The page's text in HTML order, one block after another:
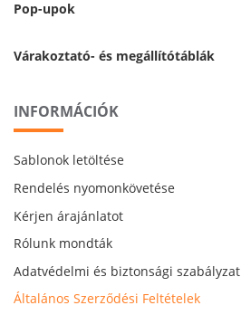
Pop-upok
Várakoztató- és megállítótáblák
INFORMÁCIÓK
Sablonok letöltése
Rendelés nyomonkövetése
Kérjen árajánlatot
Rólunk mondták
Adatvédelmi és biztonsági szabályzat
Általános Szerződési Feltételek